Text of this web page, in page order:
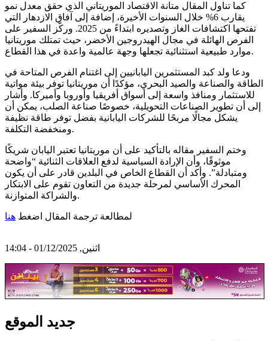
كما تناول المقال متانة الاقتصاد الموريتاني الذي حقق معدل نمو
يقارب 6% خلال السنوات الأخيرة، إضافة إلى آفاق الازدهار التي
تفتحها اكتشافات الغاز وتصديره ابتداءً من 2025. وركّز السفير على
الفرص الهائلة في مجال الهيدروجين الأخضر، حيث تمتلك موريتانيا
موارد طبيعية استثنائية تجعلها وجهة عالمية واعدة في هذا القطاع.
ودعا ولد كبد المستثمرين اليابانيين إلى اغتنام الفرص المتاحة في
الطاقة والصناعة والصيد البحري، مؤكدًا أن موريتانيا توفر بيئة مواتية
للاستثمار ومنافذ واسعة إلى أسواق أفريقيا وأوروبا وأميركا. وأشار
إلى أن تطوير الصناعات التحويلية، خصوصًا صناعة الصلب، يمكن أن
يشكل مجالًا مربحًا للشركات اليابانية بفضل توفر طاقة نظيفة
ومنخفضة التكلفة.
وختم السفير مقاله بالتأكيد على أن موريتانيا تعتبر اليابان شريكًا
موثوقًا، وأن الإرادة السياسية لدفع العلاقات الثنائية “واضحة
ومتبادلة”. وأكد أن القطاع الخاص في البلدين قادر على أن يكون
المحرك الأساسي لمرحلة جديدة من التعاون تقوم على الابتكار
والشراكة المتوازنة.
لمطالعة ترجمة المقال اضغط هنا
اثنين, 01/12/2025 - 14:04
جديد الموقع